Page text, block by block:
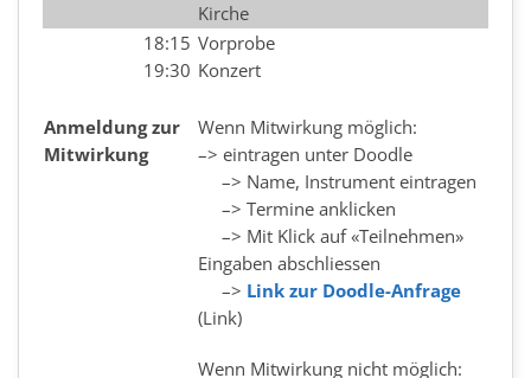
Kirche
18:15
19:30
Vorprobe
Konzert
Anmeldung zur
Mitwirkung
Wenn Mitwirkung möglich:
–> eintragen unter Doodle
–> Name, Instrument eintragen
–> Termine anklicken
–> Mit Klick auf «Teilnehmen»
Eingaben abschliessen
–> Link zur Doodle-Anfrage
(Link)
Wenn Mitwirkung nicht möglich: